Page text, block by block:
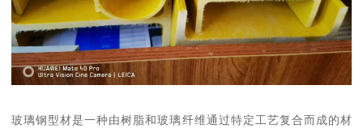
玻璃钢型材是一种由树脂和玻璃纤维通过特定工艺复合而成的材